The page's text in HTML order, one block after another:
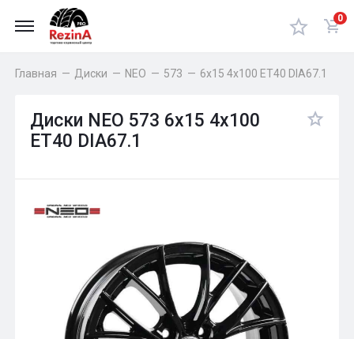
0
Главная — Диски — NEO — 573 — 6x15 4x100 ET40 DIA67.1
Диски NEO 573 6x15 4x100
ET40 DIA67.1